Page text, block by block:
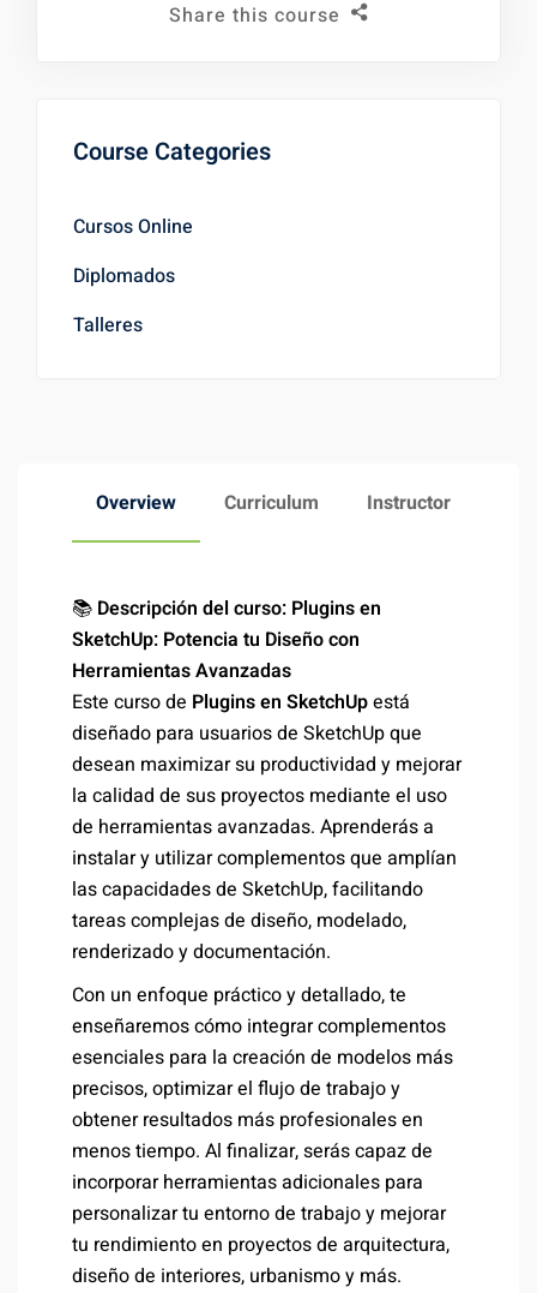
Overview Curriculum Instructor
📚 Descripción del curso: Plugins en
SketchUp: Potencia tu Diseño con
Herramientas Avanzadas
Este curso de Plugins en SketchUpestá
diseñado para usuarios de SketchUp que
desean maximizar su productividad y mejorar
la calidad de sus proyectos mediante el uso
de herramientas avanzadas. Aprenderás a
instalar y utilizar complementos que amplían
las capacidades de SketchUp, facilitando
tareas complejas de diseño, modelado,
renderizado y documentación.
Con un enfoque práctico y detallado, te
enseñaremos cómo integrar complementos
esenciales para la creación de modelos más
precisos, optimizar el flujo de trabajo y
obtener resultados más profesionales en
menos tiempo. Al finalizar, serás capaz de
incorporar herramientas adicionales para
personalizar tu entorno de trabajo y mejorar
tu rendimiento en proyectos de arquitectura,
diseño de interiores, urbanismo y más.
Share this course
Course Categories
Cursos Online
Diplomados
Talleres